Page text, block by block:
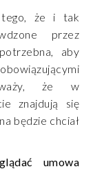
tego, że i tak
przez
aby
że w
znajdują się
będzie chciał
umowa